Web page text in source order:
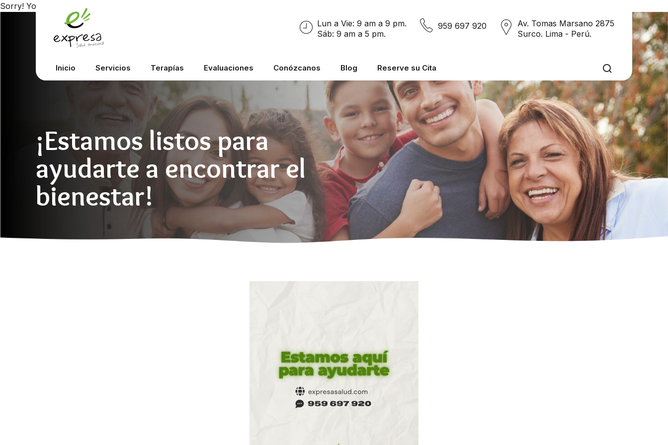
Av. Tomas Marsano 2875
Surco. Lima - Perú.
959 697 920
Lun a Vie: 9 am a 9 pm.
Sáb: 9 am a 5 pm.
Inicio Servicios Terapías Evaluaciones Conózcanos Blog Reserve su Cita
Sorry! You are not allowed for signup.
¡Estamos listos para
ayudarte a encontrar el
bienestar!